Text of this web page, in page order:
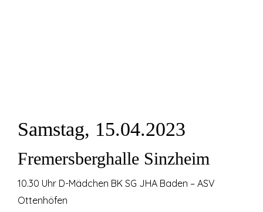
Samstag, 15.04.2023
Fremersberghalle Sinzheim
10.30 Uhr D-Mädchen BK SG JHA Baden – ASV
Ottenhöfen